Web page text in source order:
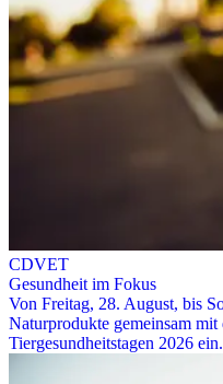
CDVET
Gesundheit im Fokus
Von Freitag, 28. August, bis
Naturprodukte gemeinsam
Tiergesundheitstagen 2026 ein.